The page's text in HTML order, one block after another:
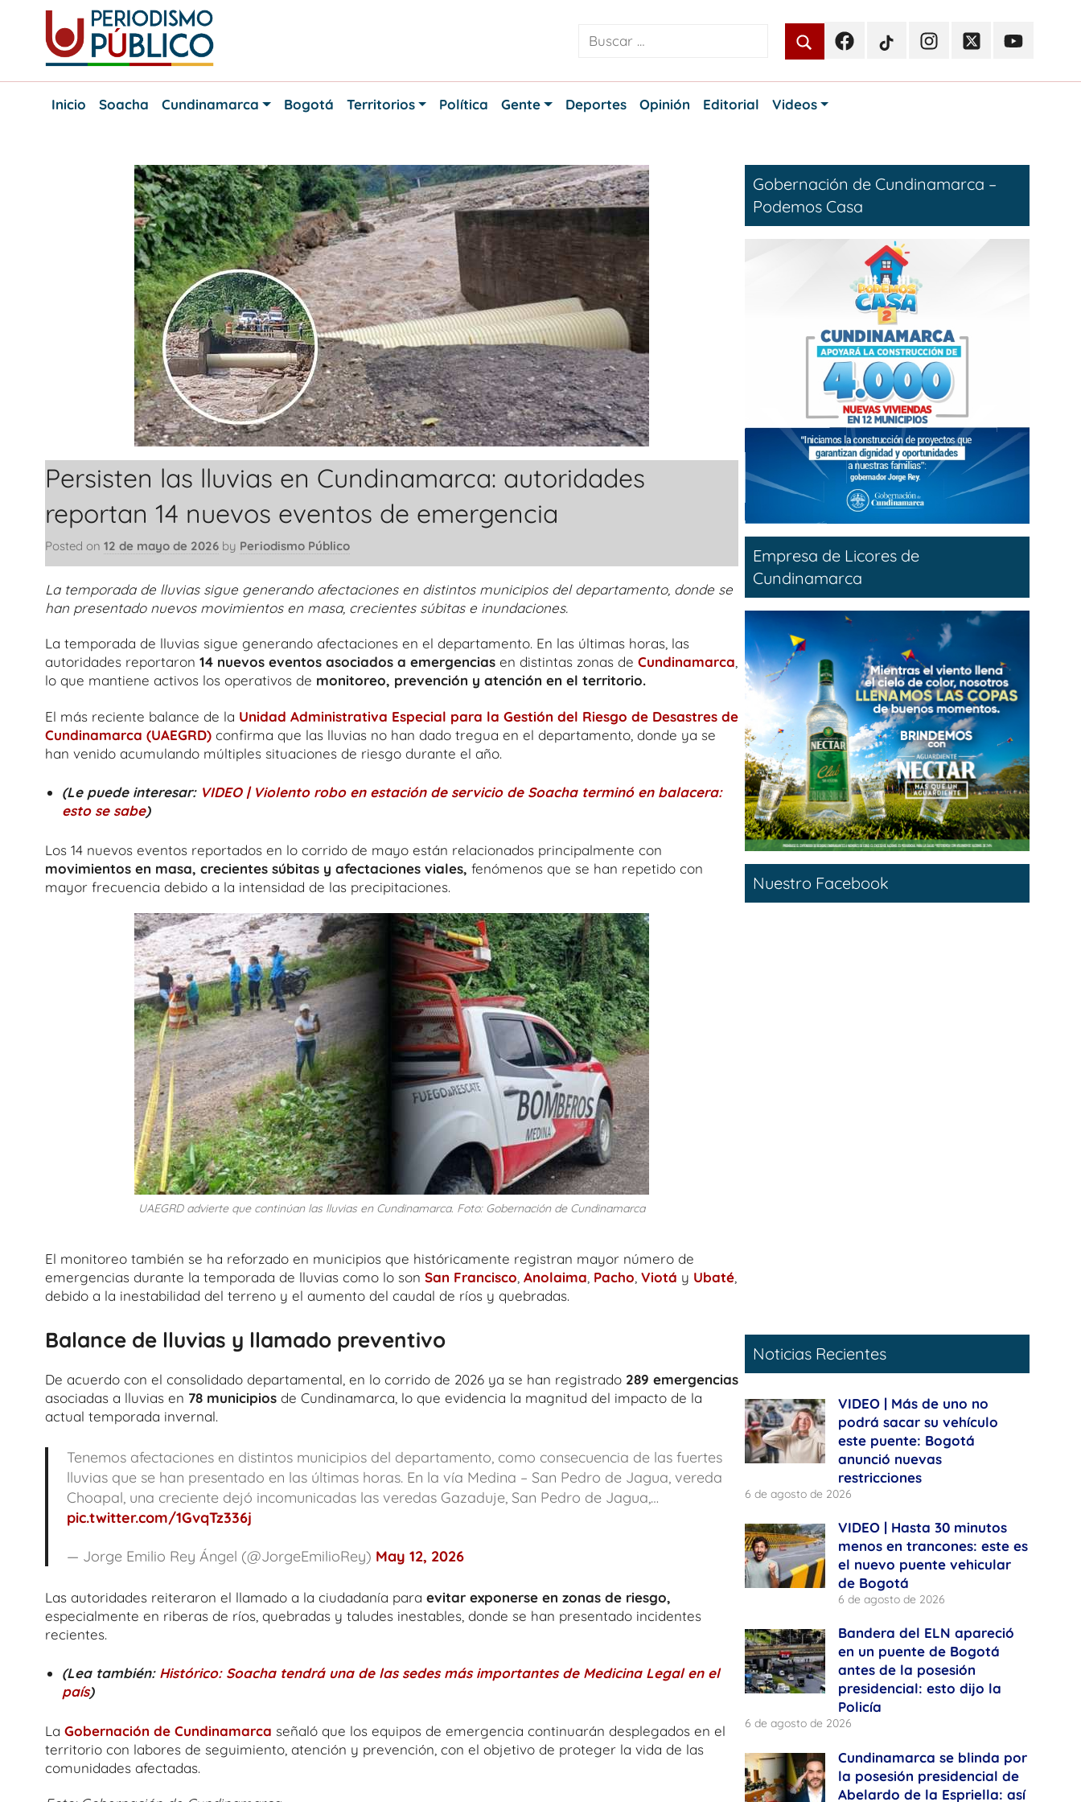
content
Periodismo
Noticias
FacebookTikTokInstagramTwitterYoutube
Inicio
Soacha Cundinamarca Bogotá Territorios Política Gente Deportes Opinión Editorial Videos
Persisten las lluvias en Cundinamarca: autoridades
reportan 14 nuevos eventos de emergencia
Posted on 12 de mayo de 2026 by Periodismo Público
La temporada de lluvias sigue generando afectaciones en distintos municipios del departamento, donde se
han presentado nuevos movimientos en masa, crecientes súbitas e inundaciones.
La temporada de lluvias sigue generando afectaciones en el departamento. En las últimas horas, las
autoridades reportaron 14 nuevos eventos asociados a emergencias en distintas zonas de Cundinamarca,
lo que mantiene activos los operativos de monitoreo, prevención y atención en el territorio.
El más reciente balance de la Unidad Administrativa Especial para la Gestión del Riesgo de Desastres de
Cundinamarca (UAEGRD) confirma que las lluvias no han dado tregua en el departamento, donde ya se
han venido acumulando múltiples situaciones de riesgo durante el año.
(Le puede interesar: VIDEO | Violento robo en estación de servicio de Soacha terminó en balacera:
esto se sabe)
Los 14 nuevos eventos reportados en lo corrido de mayo están relacionados principalmente con
movimientos en masa, crecientes súbitas y afectaciones viales, fenómenos que se han repetido con
mayor frecuencia debido a la intensidad de las precipitaciones.
UAEGRD advierte que continúan las lluvias en Cundinamarca. Foto: Gobernación de Cundinamarca
El monitoreo también se ha reforzado en municipios que históricamente registran mayor número de
emergencias durante la temporada de lluvias como lo son San Francisco Anolaima Pacho Viotá y Ubaté
debido a la inestabilidad del terreno y el aumento del caudal de ríos y quebradas.
Balance de lluvias y llamado preventivo
De acuerdo con el consolidado departamental, en lo corrido de 2026 ya se han registrado 289 emergencias
asociadas a lluvias en 78 municipios de Cundinamarca, lo que evidencia la magnitud del impacto de la
actual temporada invernal.
Tenemos afectaciones en distintos municipios del departamento, como consecuencia de las fuertes
lluvias que se han presentado en las últimas horas. En la vía Medina – San Pedro de Jagua, vereda
Choapal, una creciente dejó incomunicadas las veredas Gazaduje, San Pedro de Jagua,…
pic.twitter.com/1GvqTz336j
— Jorge Emilio Rey Ángel (@JorgeEmilioRey) May 12, 2026
Las autoridades reiteraron el llamado a la ciudadanía para evitar exponerse en zonas de riesgo,
especialmente en riberas de ríos, quebradas y taludes inestables, donde se han presentado incidentes
recientes.
(Lea también: Histórico: Soacha tendrá una de las sedes más importantes de Medicina Legal en el
país)
La Gobernación de Cundinamarca señaló que los equipos de emergencia continuarán desplegados en el
territorio con labores de seguimiento, atención y prevención, con el objetivo de proteger la vida de las
comunidades afectadas.
Gobernación de Cundinamarca –
Podemos Casa
Empresa de Licores de
Cundinamarca
Nuestro Facebook
Noticias Recientes
VIDEO | Más de uno no
podrá sacar su vehículo
este puente: Bogotá
anunció nuevas
restricciones
6 de agosto de 2026
VIDEO | Hasta 30 minutos
menos en trancones: este es
el nuevo puente vehicular
de Bogotá
6 de agosto de 2026
Bandera del ELN apareció
en un puente de Bogotá
antes de la posesión
presidencial: esto dijo la
Policía
6 de agosto de 2026
Cundinamarca se blinda por
la posesión presidencial de
Abelardo de la Espriella: así